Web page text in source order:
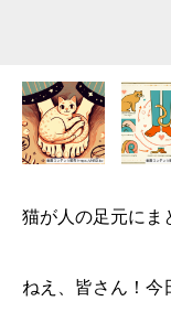
猫が人の足元にま
ねえ、皆さん！今